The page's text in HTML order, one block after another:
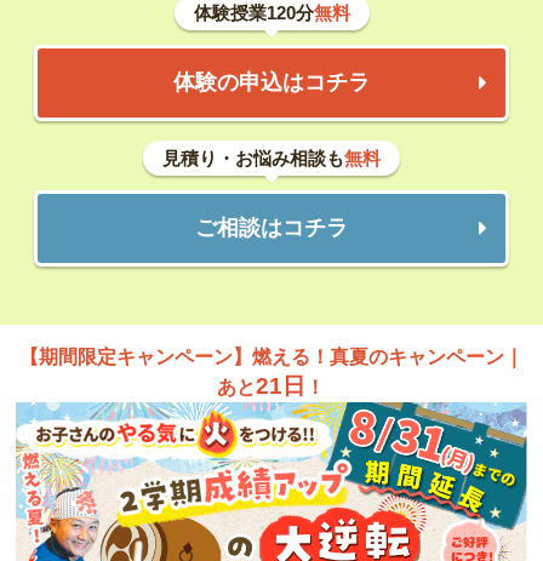
体験授業120分無料
体験の申込はコチラ
見積り・お悩み相談も無料
ご相談はコチラ
【期間限定キャンペーン】燃える！真夏のキャンペーン｜
あと21日 ！